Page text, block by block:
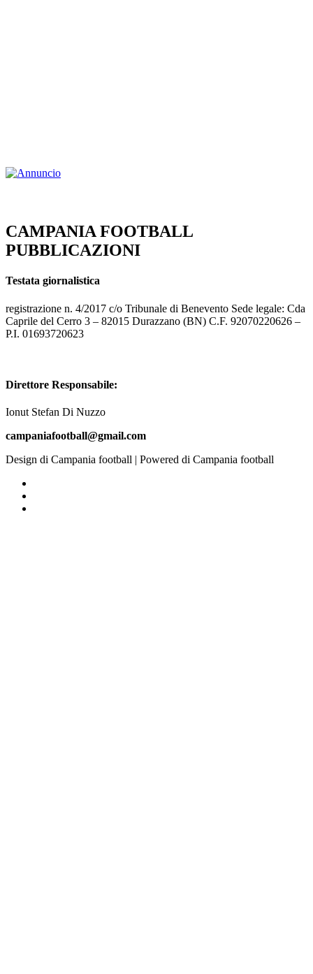
CAMPANIA FOOTBALL
PUBBLICAZIONI
Testata giornalistica
registrazione n. 4/2017 c/o Tribunale di Benevento Sede legale: Cda
Caprile del Cerro 3 – 82015 Durazzano (BN) C.F. 92070220626 –
P.I. 01693720623
Direttore Responsabile:
Ionut Stefan Di Nuzzo
campaniafootball@gmail.com
Design di Campania football | Powered di Campania football